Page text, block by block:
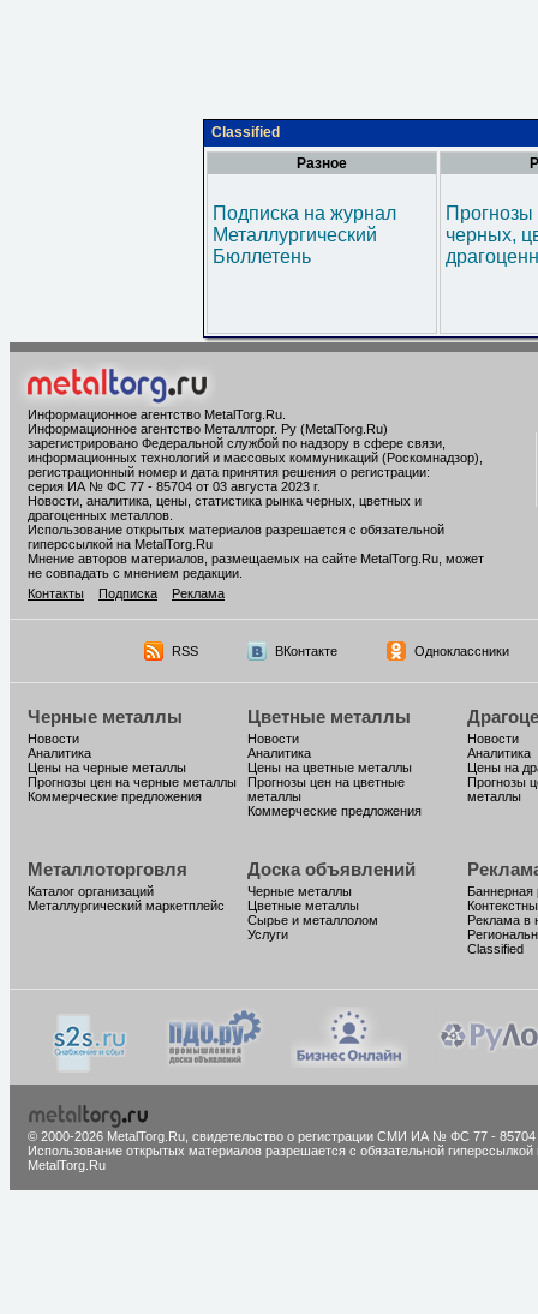
Classified
Разное
Подписка на журнал
Металлургический
Бюллетень
черных,
Информационное агентство MetalTorg.Ru
Информационное агентство Металлторг. Ру (MetalTorg.Ru)
зарегистрировано Федеральной службой по надзору в сфере связи,
информационных технологий и массовых коммуникаций (Роскомнадзор),
регистрационный номер и дата принятия решения о регистрации:
серия ИА № ФС 77 - 85704 от 03 августа 2023 г.
Новости, аналитика, цены, статистика рынка черных, цветных и
драгоценных металлов.
Использование открытых материалов разрешается с обязательной
гиперссылкой на MetalTorg.Ru
Мнение авторов материалов, размещаемых на сайте MetalTorg.Ru, может
не совпадать с мнением редакции.
Контакты
Подписка Реклама
RSS ВКонтакте Одноклассники
Черные металлы
Новости
Аналитика
Цены на черные металлы
Прогнозы цен на черные металлы
Коммерческие предложения
Цветные металлы
Новости
Аналитика
Цены на цветные металлы
Прогнозы цен на цветные
металлы
Коммерческие предложения
Новости
Аналитика
Цены на
Прогнозы
металлы
Металлоторговля
Каталог организаций
Металлургический маркетплейс
Доска объявлений
Черные металлы
Цветные металлы
Сырье и металлолом
Услуги
Баннерная
Реклама в
Classified
© 2000-2026 MetalTorg.Ru, cвидетельство о регистрации СМИ ИА № ФС 77 - 85704
Использование открытых материалов разрешается с обязательной гиперссылкой
MetalTorg.Ru